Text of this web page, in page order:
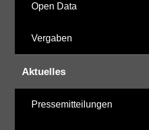
Open Data
Vergaben
Aktuelles
Pressemitteilungen